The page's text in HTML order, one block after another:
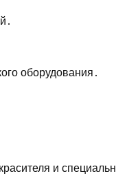
оборудования․
и